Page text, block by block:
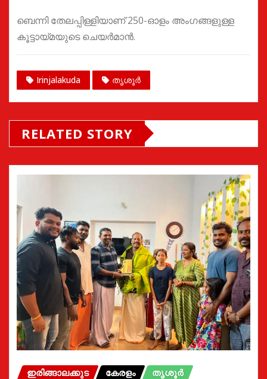
ബെന്നി തേലപ്പിള്ളിയാണ് 250-ഓളം അംഗങ്ങളുള്ള
കൂട്ടായ്മയുടെ ചെയർമാൻ.
Irinjalakuda തൃശൂർ
RELATED STORY
ഇരിങ്ങാലക്കുട കേരളം
തൃശൂർ